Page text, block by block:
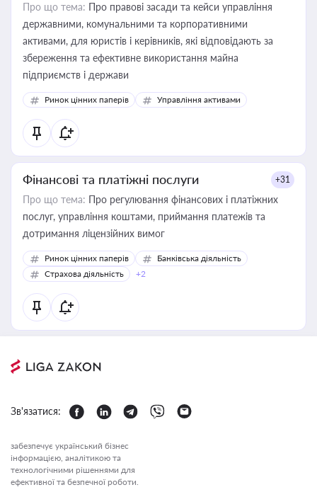
Про що тема: Про правові засади та кейси управління
державними, комунальними та корпоративними
активами, для юристів і керівників, які відповідають за
збереження та ефективне використання майна
підприємств і держави
Ринок цінних паперів Управління активами
Фінансові та платіжні послуги +31
Про що тема: Про регулювання фінансових і платіжних
послуг, управління коштами, приймання платежів та
дотримання ліцензійних вимог
Ринок цінних паперів
Банківська діяльність
Страхова діяльність
+2
Зв'язатися:
забезпечує український бізнес
інформацією, аналітикою та
технологічними рішеннями для
ефективної та безпечної роботи.